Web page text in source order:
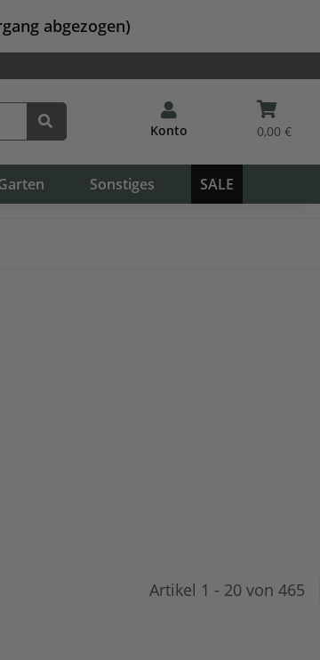
abgezogen)
Konto 0,00 €
Sonstiges SALE
Artikel 1 - 20 von 465